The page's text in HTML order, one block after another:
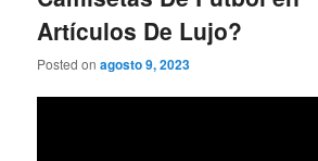
Artículos De Lujo?
Posted onagosto 9, 2023